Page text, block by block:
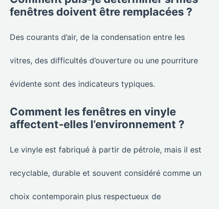
fenêtres doivent être remplacées ?
Des courants d’air, de la condensation entre les
vitres, des difficultés d’ouverture ou une pourriture
évidente sont des indicateurs typiques.
Comment les fenêtres en vinyle
affectent-elles l’environnement ?
Le vinyle est fabriqué à partir de pétrole, mais il est
recyclable, durable et souvent considéré comme un
choix contemporain plus respectueux de